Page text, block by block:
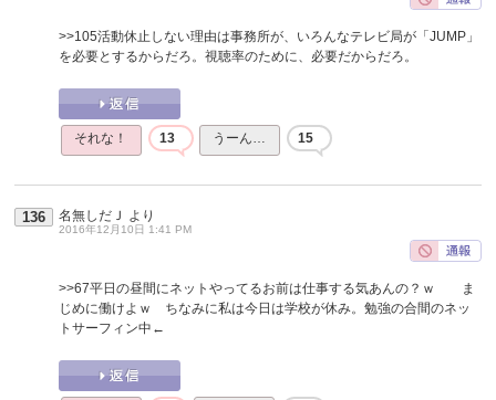
>>105活動休止しない理由は事務所が、いろんなテレビ局が「JUMP」
を必要とするからだろ。視聴率のために、必要だからだろ。
それな！ 13 うーん… 15
136 名無しだＪ より
2016年12月10日 1:41 PM
>>67平日の昼間にネットやってるお前は仕事する気あんの？ｗ ま
じめに働けよｗ ちなみに私は今日は学校が休み。勉強の合間のネッ
トサーフィン中←